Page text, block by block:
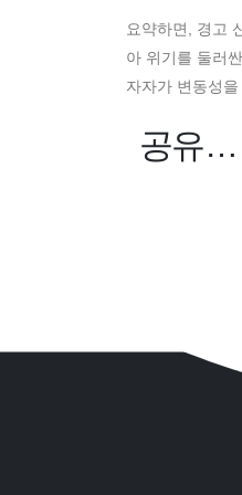
요약하면, 경고
아 위기를 둘러
자자가 변동성
공유…